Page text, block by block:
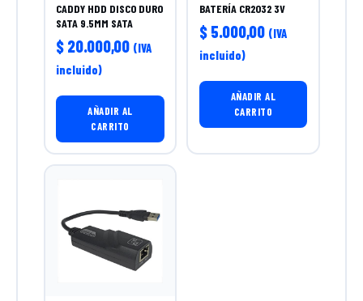
CADDY HDD DISCO DURO
SATA 9.5MM SATA
$ 20.000,00 (IVA
incluido)
AÑADIR AL
CARRITO
BATERÍA CR2032 3V
$5.000,00 (IVA
incluido)
AÑADIR AL
CARRITO